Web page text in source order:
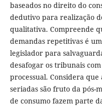
baseados no direito do
dedutivo para realização
qualitativa. Compreende
demandas repetitivas é
legislador para
desafogar os tribunais
processual. Considera que
seriadas são fruto da pós-
de consumo fazem parte